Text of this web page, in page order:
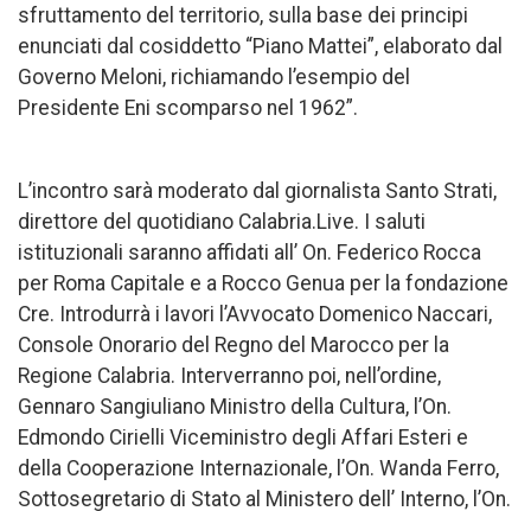
sfruttamento del territorio, sulla base dei principi
enunciati dal cosiddetto “Piano Mattei”, elaborato dal
Governo Meloni, richiamando l’esempio del
Presidente Eni scomparso nel 1962”.
L’incontro sarà moderato dal giornalista Santo Strati,
direttore del quotidiano Calabria.Live. I saluti
istituzionali saranno affidati all’ On. Federico Rocca
per Roma Capitale e a Rocco Genua per la fondazione
Cre. Introdurrà i lavori l’Avvocato Domenico Naccari,
Console Onorario del Regno del Marocco per la
Regione Calabria. Interverranno poi, nell’ordine,
Gennaro Sangiuliano Ministro della Cultura, l’On.
Edmondo Cirielli Viceministro degli Affari Esteri e
della Cooperazione Internazionale, l’On. Wanda Ferro,
Sottosegretario di Stato al Ministero dell’ Interno, l’On.